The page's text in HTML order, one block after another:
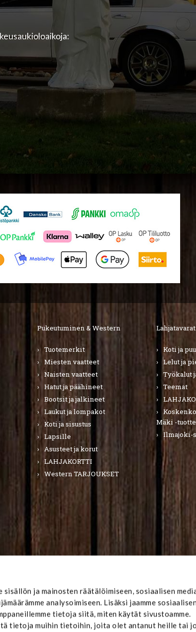
sisällön ja mainosten räätälöimiseen, sosiaalisen
analysoimiseen. Lisäksi jaamme
tietoja siitä, miten käytät sivustoamme.
tietoja muihin tietoihin, joita olet antanut heille tai
Pukeutuminen & Western
Tuotemerkit
Miesten vaatteet
Naisten vaatteet
Hatut ja päähineet
Bootsit ja jalkineet
Laukut ja lompakot
Koti ja sisustus
Lapsille
Asusteet ja korut
LAHJAKORTTI
Western TARJOUKSET
Koti ja
Lelut ja
Työkalut
Teemat
Mäki -
Ilmajoki-